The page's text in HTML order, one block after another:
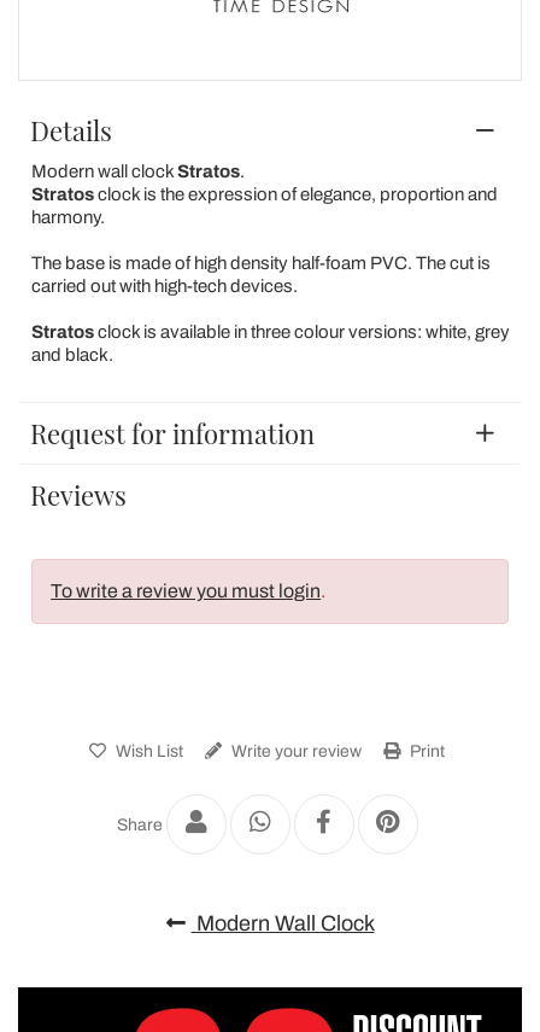
Details
Modern wall clockStratos.
Stratosclock is the expression of elegance, proportion and
harmony.
The base is made of high density half-foam PVC. The cut is
carried out with high-tech devices.
Stratosclock is available in three colour versions: white, grey
and black.
Request for information
Reviews
To write a review you must login.
Wish List Write your review Print
Share
Modern Wall Clock